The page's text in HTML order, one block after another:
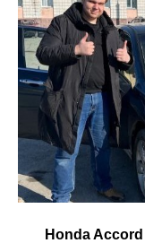
Honda Accord